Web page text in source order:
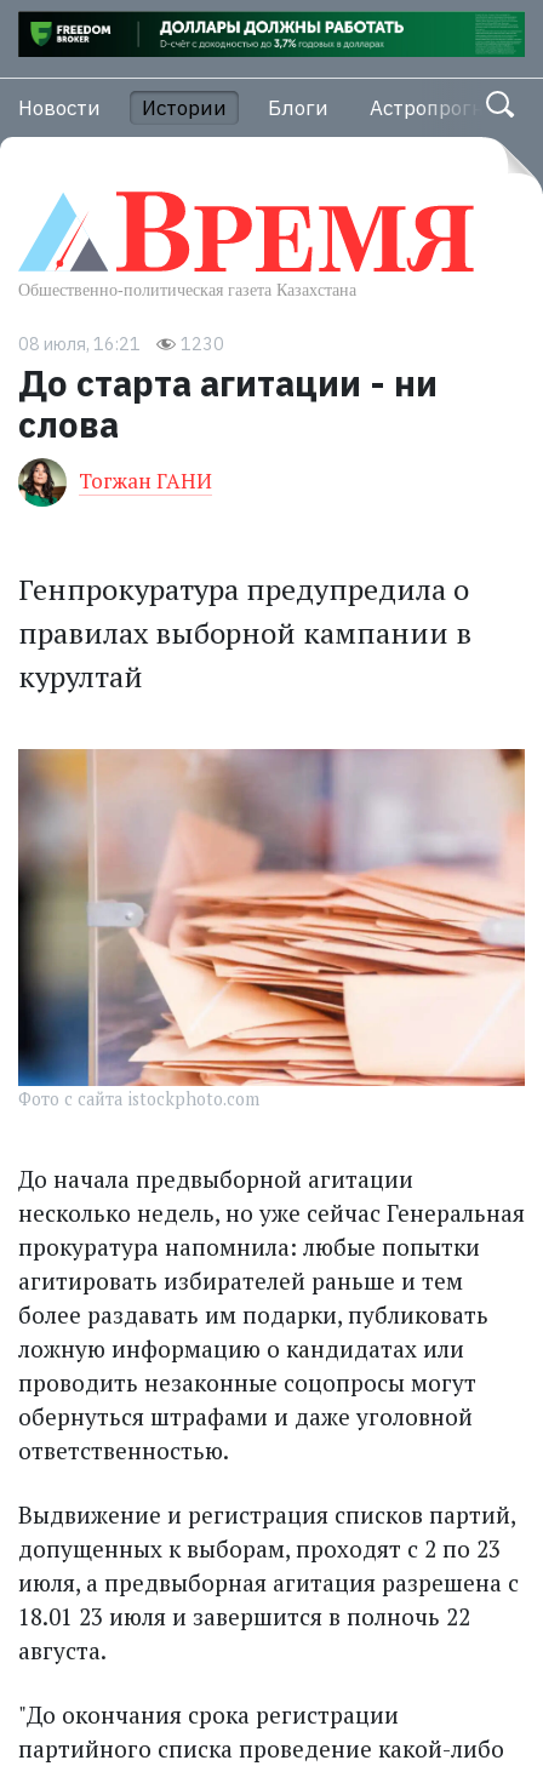
Новости Истории Блоги Астропрогноз
08 июля, 16:21 1230
До старта агитации - ни
слова
Тогжан ГАНИ
Генпрокуратура предупредила о
правилах выборной кампании в
курултай
Фото с сайта istockphoto.com
До начала предвыборной агитации
несколько недель, но уже сейчас Генеральная
прокуратура напомнила: любые попытки
агитировать избирателей раньше и тем
более раздавать им подарки, публиковать
ложную информацию о кандидатах или
проводить незаконные соцопросы могут
обернуться штрафами и даже уголовной
ответственностью.
Выдвижение и регистрация списков партий,
допущенных к выборам, проходят с 2 по 23
июля, а предвыборная агитация разрешена с
18.01 23 июля и завершится в полночь 22
августа.
"До окончания срока регистрации
партийного списка проведение какой-либо